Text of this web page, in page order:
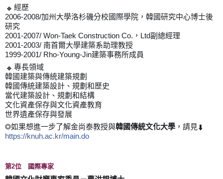
🔸 經歷
2006-2008/加州大學洛杉磯分校國際學院，韓國研究中心博士後
研究
2001-2007/ Won-Taek Construction Co.，Ltd副總經理
2001-2003/ 南首爾大學建築系助理教授
1999-2001/ Rho-Young-Jin建築事務所成員
🔸 專長領域
韓國建築與傳統建築規劃
韓國傳統建築設計、規劃和歷史
當代建築設計、規劃和結構
文化資產保存與文化資產教育
世界遺產保存與發展
◎如果想進一步了解金尚泰教授與韓國傳統文化大學 ，請見⬇️
https://knuh.ac.kr/main.do
第2位 國際專家